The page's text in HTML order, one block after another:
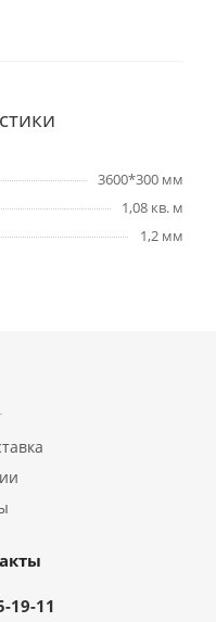
3600*300 мм
1,08 кв. м
1,2 мм
19-11